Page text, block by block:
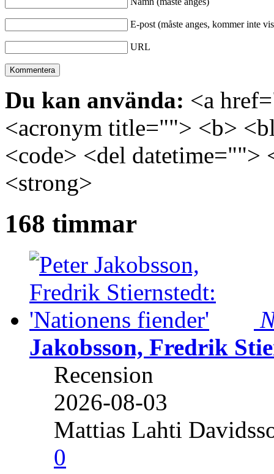
E-post (måste anges, kommer inte
URL
Du kan använda: <a
<acronym title=""> <b>
<code> <del
<strong>
168 timmar
Jakobsson, Fredrik
Recension
2026-08-03
Mattias Lahti
0